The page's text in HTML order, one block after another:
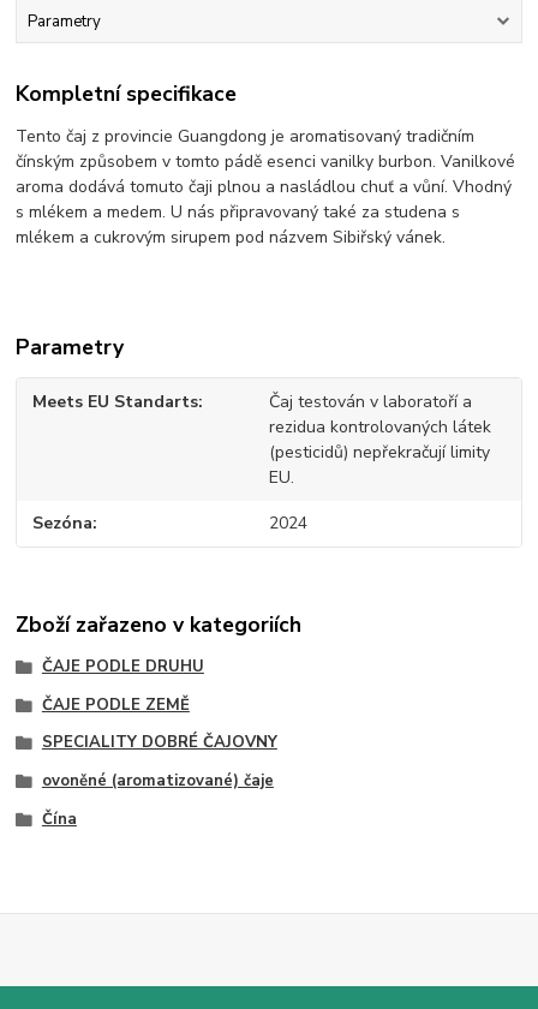
Parametry
Kompletní specifikace
Tento čaj z provincie Guangdong je aromatisovaný tradičním
čínským způsobem v tomto pádě esenci vanilky burbon. Vanilkové
aroma dodává tomuto čaji plnou a nasládlou chuť a vůní. Vhodný
s mlékem a medem. U nás připravovaný také za studena s
mlékem a cukrovým sirupem pod názvem Sibiřský vánek.
Parametry
Meets EU Standarts
Čaj testován v laboratoří a
rezidua kontrolovaných látek
(pesticidů) nepřekračují limity
EU.
Sezóna 2024
Zboží zařazeno v kategoriích
ČAJE PODLE DRUHU
ČAJE PODLE ZEMĚ
SPECIALITY DOBRÉ ČAJOVNY
ovoněné (aromatizované) čaje
Čína